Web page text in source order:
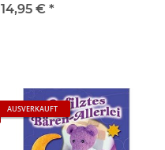
14,95 € *
AUSVERKAUFT